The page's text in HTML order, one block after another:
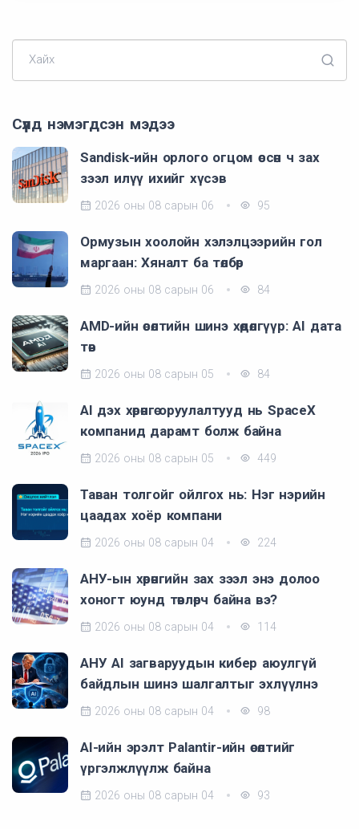
Хайх
Сүүлд нэмэгдсэн мэдээ
Sandisk-ийн орлого огцом өссөн ч зах
зээл илүү ихийг хүсэв
2026 оны 08 сарын 06 95
Ормузын хоолойн хэлэлцээрийн гол
маргаан: Хяналт ба төлбөр
2026 оны 08 сарын 06 84
AMD-ийн өсөлтийн шинэ хөдөлгүүр: AI дата
төв
2026 оны 08 сарын 05 84
AI дэх хөрөнгө оруулалтууд нь SpaceX
компанид дарамт болж байна
2026 оны 08 сарын 05 449
Таван толгойг ойлгох нь: Нэг нэрийн
цаадах хоёр компани
2026 оны 08 сарын 04 224
АНУ-ын хөрөнгийн зах зээл энэ долоо
хоногт юунд төвлөрч байна вэ?
2026 оны 08 сарын 04 114
АНУ AI загваруудын кибер аюулгүй
байдлын шинэ шалгалтыг эхлүүлнэ
2026 оны 08 сарын 04 98
AI-ийн эрэлт Palantir-ийн өсөлтийг
үргэлжлүүлж байна
2026 оны 08 сарын 04 93